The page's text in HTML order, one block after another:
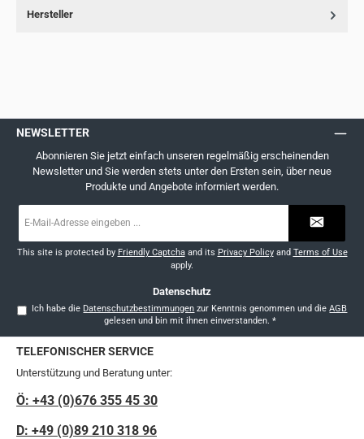
Hersteller
NEWSLETTER
Abonnieren Sie jetzt einfach unseren regelmäßig erscheinenden
Newsletter und Sie werden stets unter den Ersten sein, über neue
Produkte und Angebote informiert werden.
Mail-
*
This site is protected by Friendly Captchaand its Privacy Policyand Terms of Use
apply.
Datenschutz
Ich habe die Datenschutzbestimmungen zur Kenntnis genommen und dieAGB
gelesen und bin mit ihnen einverstanden. *
TELEFONISCHER SERVICE
Unterstützung und Beratung unter:
Ö: +43 (0)676 355 45 30
D: +49 (0)89 210 318 96